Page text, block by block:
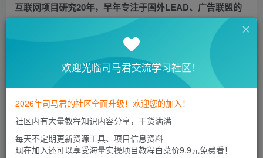
互联网项目研究20年，早年专注于国外LEAD、广告联盟的
研究工作，现在注重分享互联网项目拆解和资源共享。
今天给大家简单聊聊天，一个是做下2024年的工作计
划，一个也是简单的对未来国内版块和国外领域知识分享的
2023年我的主基调是减法：我学会了让自己开心工作，
简单生活，也学会了自律，学会了积累和沉淀，所以我认为
欢迎光临司马君交流学习社区！
2026年司马君的社区全面升级！欢迎您的加入！
社区内有大量教程知识内容分享，干货满满
每天不定期更新资源工具、项目信息资料
现在加入还可以享受海量实操项目教程白菜价9.9元免费看！